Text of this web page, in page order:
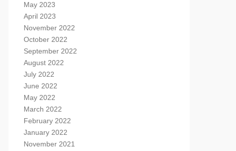
May 2023
April 2023
November 2022
October 2022
September 2022
August 2022
July 2022
June 2022
May 2022
March 2022
February 2022
January 2022
November 2021